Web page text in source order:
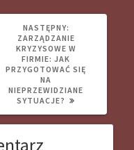
NASTĘPNY:
WPIS:
ZARZĄDZANIE
KRYZYSOWE W
FIRMIE: JAK
PRZYGOTOWAĆ SIĘ
NA
NIEPRZEWIDZIANE
SYTUACJE?